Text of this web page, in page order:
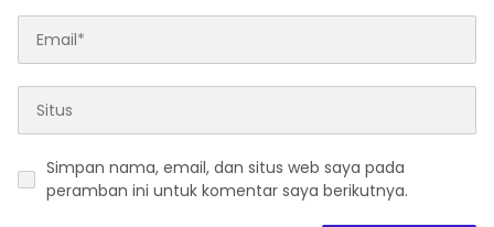
Simpan nama, email, dan situs web saya pada
peramban ini untuk komentar saya berikutnya.